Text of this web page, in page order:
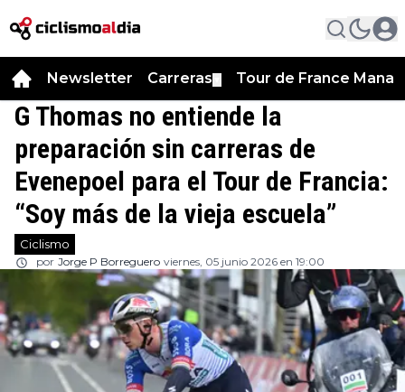
Newsletter Carreras Tour de France
G Thomas no entiende la
preparación sin carreras de
Evenepoel para el Tour de Francia:
“Soy más de la vieja escuela”
Ciclismo
por Jorge P Borreguero viernes, 05 junio 2026 en 19:00